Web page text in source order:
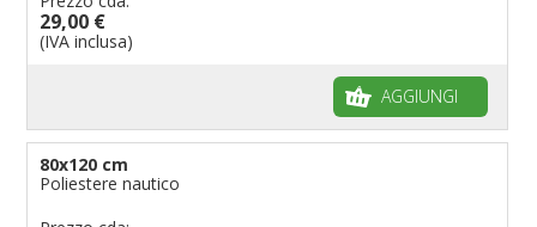
29,00 €
(IVA inclusa)
AGGIUNGI
80x120 cm
Poliestere nautico